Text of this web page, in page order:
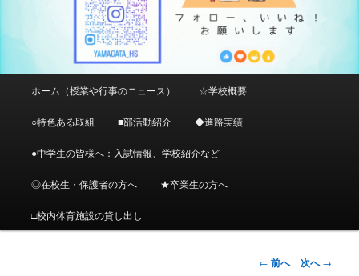
メ
イ
ン
コ
ン
ホーム（授業や行事のニュース） ☆学校概要
○特色ある取組 ■部活動紹介 ◆進路実績
●中学生の皆様へ：入試情報、学校紹介など
◎在校生・保護者の方へ ★卒業生の方へ
□校内体育施設の貸し出し
投← 前へ 次へ→